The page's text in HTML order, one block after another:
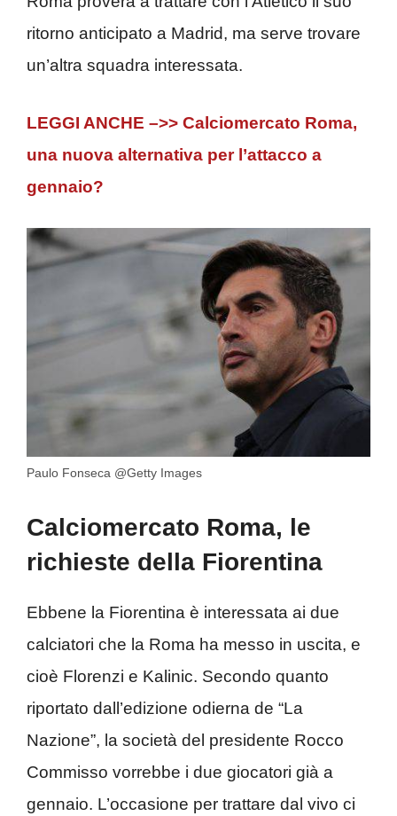
ritorno anticipato a Madrid, ma serve trovare
un’altra squadra interessata.
LEGGI ANCHE –>> Calciomercato Roma,
una nuova alternativa per l’attacco a
gennaio?
Paulo Fonseca @Getty Images
Calciomercato Roma, le
richieste della Fiorentina
Ebbene la Fiorentina è interessata ai due
calciatori che la Roma ha messo in uscita, e
cioè Florenzi e Kalinic. Secondo quanto
riportato dall’edizione odierna de “La
Nazione”, la società del presidente Rocco
Commisso vorrebbe i due giocatori già a
gennaio. L’occasione per trattare dal vivo ci